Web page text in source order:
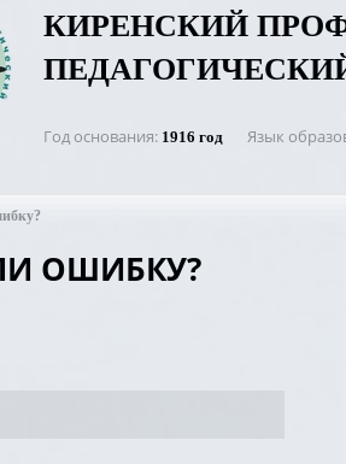
КИРЕНСКИЙ
Год основания 1916 год Язык
ОШИБКУ?